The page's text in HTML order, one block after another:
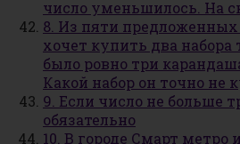
число уменьшилось. На
8. Из пяти
хочет купить два набора
было ровно три
Какой набор он точно не
9. Если число не больше
обязательно
10. В городе Смарт метро